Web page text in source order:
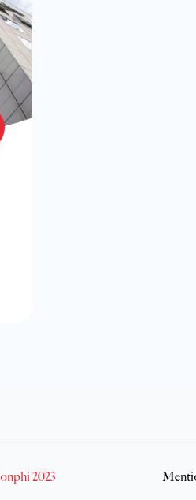
2023